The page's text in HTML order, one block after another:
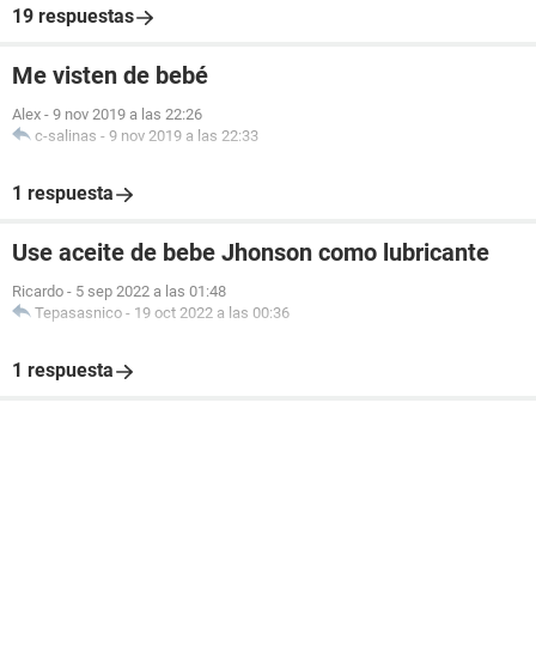
19 respuestas
Me visten de bebé
Alex - 9 nov 2019 a las 22:26
c-salinas - 9 nov 2019 a las 22:33
1 respuesta
Use aceite de bebe Jhonson como lubricante
Ricardo - 5 sep 2022 a las 01:48
Tepasasnico - 19 oct 2022 a las 00:36
1 respuesta